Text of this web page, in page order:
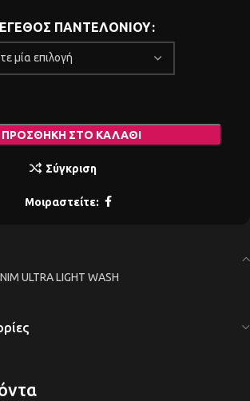
ΠΑΝΤΕΛΟΝΙΟΥ
ΠΡΟΣΘΉΚΗ ΣΤΟ ΚΑΛΆΘΙ
Σύγκριση
Μοιραστείτε:
ULTRA LIGHT WASH